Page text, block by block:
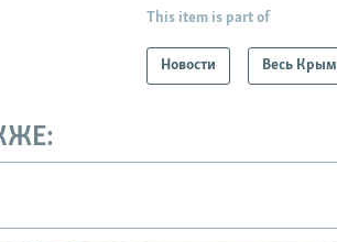
This item is part of
Новости Весь Крым